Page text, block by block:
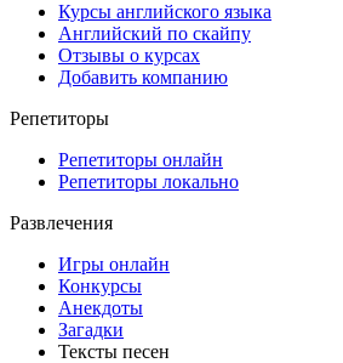
Курсы английского языка
Английский по скайпу
Отзывы о курсах
Добавить компанию
Репетиторы
Репетиторы онлайн
Репетиторы локально
Развлечения
Игры онлайн
Конкурсы
Анекдоты
Загадки
Тексты песен